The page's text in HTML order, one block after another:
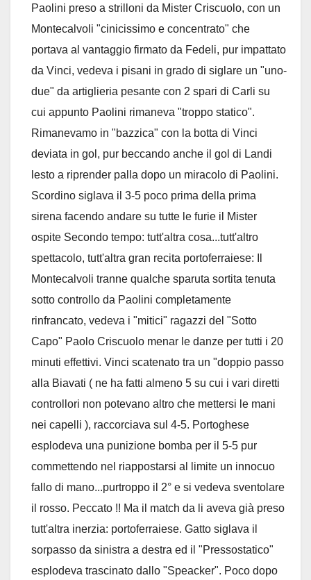
Paolini preso a strilloni da Mister Criscuolo, con un
Montecalvoli "cinicissimo e concentrato" che
portava al vantaggio firmato da Fedeli, pur impattato
da Vinci, vedeva i pisani in grado di siglare un "uno-
due" da artiglieria pesante con 2 spari di Carli su
cui appunto Paolini rimaneva "troppo statico".
Rimanevamo in "bazzica" con la botta di Vinci
deviata in gol, pur beccando anche il gol di Landi
lesto a riprender palla dopo un miracolo di Paolini.
Scordino siglava il 3-5 poco prima della prima
sirena facendo andare su tutte le furie il Mister
ospite Secondo tempo: tutt'altra cosa...tutt'altro
spettacolo, tutt'altra gran recita portoferraiese: Il
Montecalvoli tranne qualche sparuta sortita tenuta
sotto controllo da Paolini completamente
rinfrancato, vedeva i "mitici" ragazzi del "Sotto
Capo" Paolo Criscuolo menar le danze per tutti i 20
minuti effettivi. Vinci scatenato tra un "doppio passo
alla Biavati ( ne ha fatti almeno 5 su cui i vari diretti
controllori non potevano altro che mettersi le mani
nei capelli ), raccorciava sul 4-5. Portoghese
esplodeva una punizione bomba per il 5-5 pur
commettendo nel riappostarsi al limite un innocuo
fallo di mano...purtroppo il 2° e si vedeva sventolare
il rosso. Peccato !! Ma il match da li aveva già preso
tutt'altra inerzia: portoferraiese. Gatto siglava il
sorpasso da sinistra a destra ed il "Pressostatico"
esplodeva trascinato dallo "Speacker". Poco dopo